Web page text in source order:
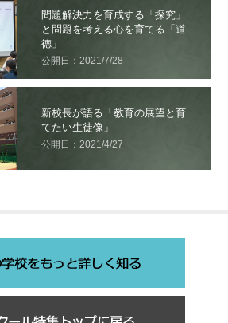
問題解決力を育成する「探究」
と問題を考える心を育てる「道
徳」
公開日：2021/7/28
新校長が語る「教育の展望と育
てたい生徒像」
公開日：2021/4/27